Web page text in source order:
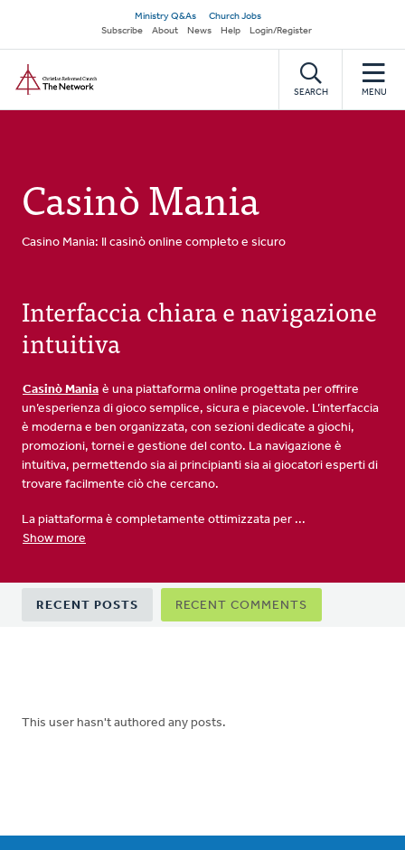
main
content
Secondary
navigation
Ministry Q&As
Church Jobs
Subscribe
About News Help Login/Register
SEARCH MENU
Casinò Mania
Casino Mania: Il casinò online completo e sicuro
Interfaccia chiara e navigazione
intuitiva
Casinò Mania è una piattaforma online progettata per offrire
un’esperienza di gioco semplice, sicura e piacevole. L’interfaccia
è moderna e ben organizzata, con sezioni dedicate a giochi,
promozioni, tornei e gestione del conto. La navigazione è
intuitiva, permettendo sia ai principianti sia ai giocatori esperti di
trovare facilmente ciò che cercano.
La piattaforma è completamente ottimizzata per ...
Show more
Primary
tabs
RECENT POSTS RECENT COMMENTS
This user hasn't authored any posts.